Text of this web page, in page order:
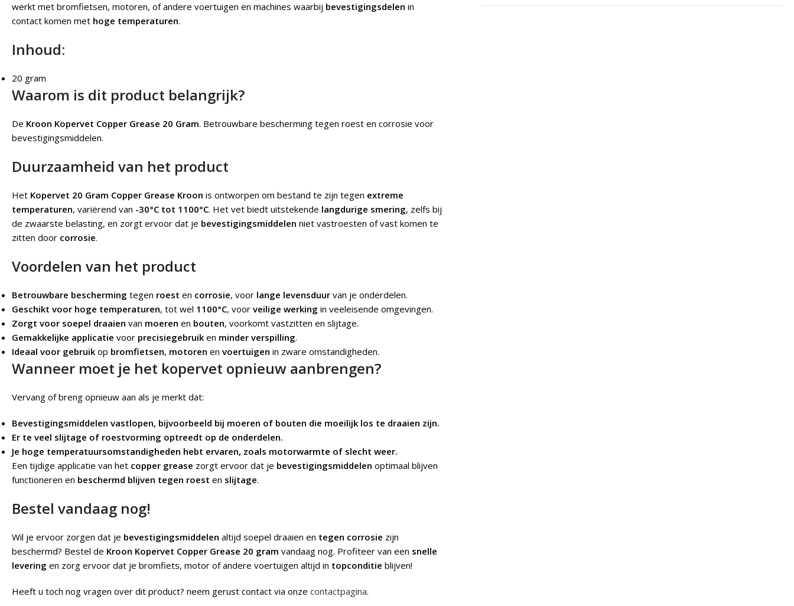
werkt met bromfietsen, motoren, of andere voertuigen en machines waarbij bevestigingsdelen in
contact komen met hoge temperaturen.
Inhoud:
20 gram
Waarom is dit product belangrijk?
De Kroon Kopervet Copper Grease 20 Gram. Betrouwbare bescherming tegen roest en corrosie voor
bevestigingsmiddelen.
Duurzaamheid van het product
Het Kopervet 20 Gram Copper Grease Kroon is ontworpen om bestand te zijn tegen extreme
temperaturen, variërend van -30°C tot 1100°C. Het vet biedt uitstekende langdurige smering, zelfs bij
de zwaarste belasting, en zorgt ervoor dat je bevestigingsmiddelen niet vastroesten of vast komen te
zitten door corrosie.
Voordelen van het product
Betrouwbare bescherming tegen roest en corrosie, voor lange levensduur van je onderdelen.
Geschikt voor hoge temperaturen, tot wel 1100°C, voor veilige werking in veeleisende omgevingen.
Zorgt voor soepel draaien van moeren en bouten, voorkomt vastzitten en slijtage.
Gemakkelijke applicatie voor precisiegebruik en minder verspilling.
Ideaal voor gebruik op bromfietsen, motoren en voertuigen in zware omstandigheden.
Wanneer moet je het kopervet opnieuw aanbrengen?
Vervang of breng opnieuw aan als je merkt dat:
Bevestigingsmiddelen vastlopen, bijvoorbeeld bij moeren of bouten die moeilijk los te draaien zijn.
Er te veel slijtage of roestvorming optreedt op de onderdelen.
Je hoge temperatuursomstandigheden hebt ervaren, zoals motorwarmte of slecht weer.
Een tijdige applicatie van het copper grease zorgt ervoor dat je bevestigingsmiddelen optimaal blijven
functioneren en beschermd blijven tegen roest en slijtage.
Bestel vandaag nog!
Wil je ervoor zorgen dat je bevestigingsmiddelen altijd soepel draaien en tegen corrosie zijn
beschermd? Bestel de Kroon Kopervet Copper Grease 20 gram vandaag nog. Profiteer van een snelle
levering en zorg ervoor dat je bromfiets, motor of andere voertuigen altijd in topconditie blijven!
Heeft u toch nog vragen over dit product? neem gerust contact via onze contactpagina.